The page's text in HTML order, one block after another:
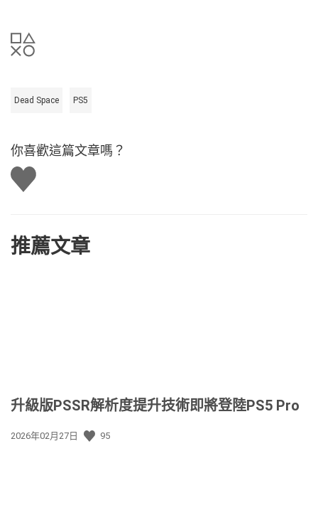
Dead Space PS5
你喜歡這篇文章嗎？
讚
推薦文章
升級版PSSR解析度提升技術即將登陸PS5 Pro
發
2026年02月27日 95